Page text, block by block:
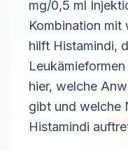
mg/0,5 ml
Kombination mit
hilft Histamindi,
hier, welche
gibt und welche
Histamindi